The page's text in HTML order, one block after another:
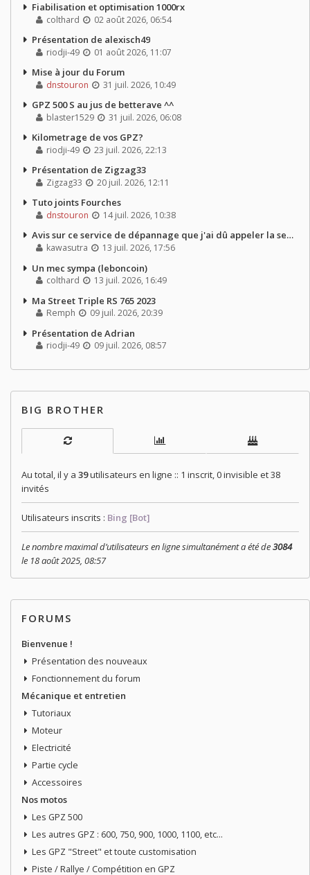
Fiabilisation et optimisation 1000rx
colthard 02 août 2026, 06:54
Présentation de alexisch49
riodji-49 01 août 2026, 11:07
Mise à jour du Forum
dnstouron 31 juil. 2026, 10:49
GPZ 500 S au jus de betterave ^^
blaster1529 31 juil. 2026, 06:08
Kilometrage de vos GPZ?
riodji-49 23 juil. 2026, 22:13
Présentation de Zigzag33
Zigzag33 20 juil. 2026, 12:11
Tuto joints Fourches
dnstouron 14 juil. 2026, 10:38
Avis sur ce service de dépannage que j'ai dû appeler la semaine dernière
kawasutra 13 juil. 2026, 17:56
Un mec sympa (leboncoin)
colthard 13 juil. 2026, 16:49
Ma Street Triple RS 765 2023
Remph 09 juil. 2026, 20:39
Présentation de Adrian
riodji-49 09 juil. 2026, 08:57
BIG BROTHER
Au total, il y a 39utilisateurs en ligne :: 1 inscrit, 0 invisible et 38
invités
Utilisateurs inscrits : Bing [Bot]
Le nombre maximal d’utilisateurs en ligne simultanément a été de3084
le 18 août 2025, 08:57
FORUMS
Bienvenue !
Présentation des nouveaux
Fonctionnement du forum
Mécanique et entretien
Tutoriaux
Moteur
Electricité
Partie cycle
Accessoires
Nos motos
Les GPZ 500
Les autres GPZ : 600, 750, 900, 1000, 1100, etc...
Les GPZ "Street" et toute customisation
Piste / Rallye / Compétition en GPZ